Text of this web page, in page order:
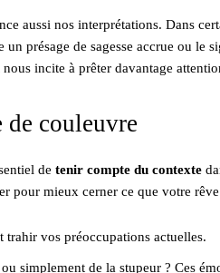
aussi nos interprétations. Dans
présage de sagesse accrue ou le
incite à prêter davantage
de couleuvre
de tenir compte du contexte
pour mieux cerner ce que votre
trahir vos préoccupations actuelles.
simplement de la stupeur ? Ces